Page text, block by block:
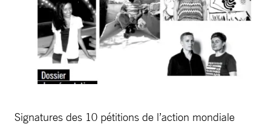
Signatures des 10 pétitions de l’action mondiale